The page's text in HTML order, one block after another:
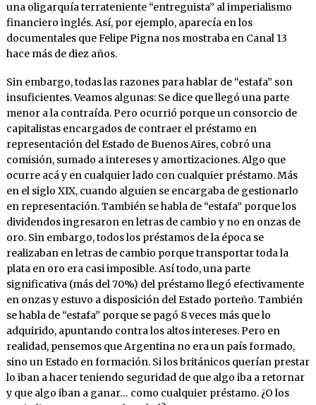
una oligarquía terrateniente “entreguista” al imperialismo
financiero inglés. Así, por ejemplo, aparecía en los
documentales que Felipe Pigna nos mostraba en Canal 13
hace más de diez años.
Sin embargo, todas las razones para hablar de “estafa” son
insuficientes. Veamos algunas: Se dice que llegó una parte
menor a la contraída. Pero ocurrió porque un consorcio de
capitalistas encargados de contraer el préstamo en
representación del Estado de Buenos Aires, cobró una
comisión, sumado a intereses y amortizaciones. Algo que
ocurre acá y en cualquier lado con cualquier préstamo. Más
en el siglo XIX, cuando alguien se encargaba de gestionarlo
en representación. También se habla de “estafa” porque los
dividendos ingresaron en letras de cambio y no en onzas de
oro. Sin embargo, todos los préstamos de la época se
realizaban en letras de cambio porque transportar toda la
plata en oro era casi imposible. Así todo, una parte
significativa (más del 70%) del préstamo llegó efectivamente
en onzas y estuvo a disposición del Estado porteño. También
se habla de “estafa” porque se pagó 8 veces más que lo
adquirido, apuntando contra los altos intereses. Pero en
realidad, pensemos que Argentina no era un país formado,
sino un Estado en formación. Si los británicos querían prestar
lo iban a hacer teniendo seguridad de que algo iba a retornar
y que algo iban a ganar… como cualquier préstamo. ¿O los